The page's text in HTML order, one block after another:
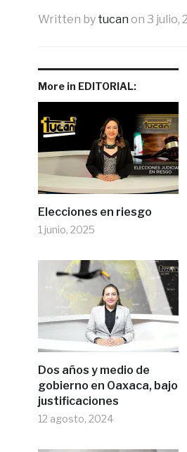
Written by tucan on 3 julio,
More in EDITORIAL:
Elecciones en riesgo
1 junio, 2025
Dos años y medio de
gobierno en Oaxaca, bajo
justificaciones
12 agosto, 2024